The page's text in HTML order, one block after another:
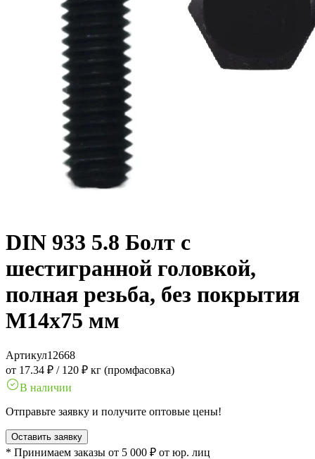
DIN 933 5.8 Болт с
шестигранной головкой,
полная резьба, без покрытия
M14x75 мм
Артикул12668
от 17.34 ₽ / 120 ₽ кг (промфасовка)
В наличии
Отправьте заявку и получите оптовые цены!
Оставить заявку
* Принимаем заказы от 5 000 ₽ от юр. лиц